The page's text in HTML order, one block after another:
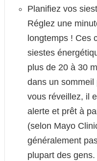
Planifiez vos
Réglez une
longtemps ! Ces
siestes
plus de 20 à 30
dans un
vous réveillez, il
alerte et prêt à
(selon Mayo
généralement
plupart des gens.